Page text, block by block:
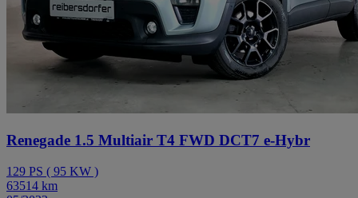
Renegade 1.5 Multiair T4 FWD DCT7 e-Hybr
129 PS ( 95 KW )
63514 km